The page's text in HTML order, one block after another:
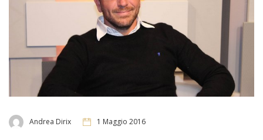
Andrea Dirix 1 Maggio 2016